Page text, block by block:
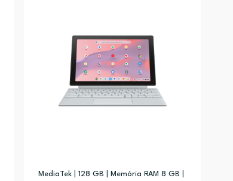
MediaTek | 128 GB | Memória RAM 8 GB |